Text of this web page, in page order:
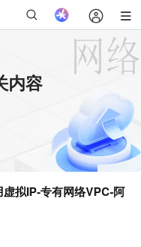
内容
拟IP-专有网络VPC-阿